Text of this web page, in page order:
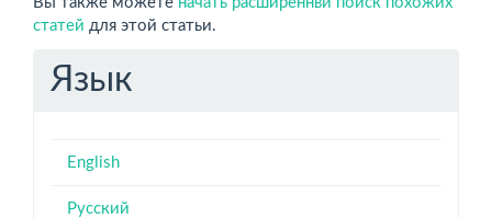
статей для этой статьи.
Язык
English
Русский